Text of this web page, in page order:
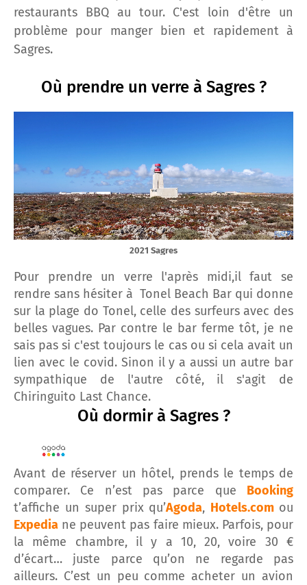
restaurants BBQ au tour. C'est loin d'être un
problème pour manger bien et rapidement à
Sagres.
Où prendre un verre à Sagres ?
2021 Sagres
Pour prendre un verre l'après midi,il faut se
rendre sans hésiter à Tonel Beach Bar qui donne
sur la plage do Tonel, celle des surfeurs avec des
belles vagues. Par contre le bar ferme tôt, je ne
sais pas si c'est toujours le cas ou si cela avait un
lien avec le covid. Sinon il y a aussi un autre bar
sympathique de l'autre côté, il s'agit de
Chiringuito Last Chance.
Où dormir à Sagres ?
Avant de réserver un hôtel, prends le temps de
comparer. Ce n’est pas parce que Booking
t’affiche un super prix qu’Agoda, Hotels.com ou
Expedia ne peuvent pas faire mieux. Parfois, pour
la même chambre, il y a 10, 20, voire 30 €
d’écart… juste parce qu’on ne regarde pas
ailleurs. C’est un peu comme acheter un avion